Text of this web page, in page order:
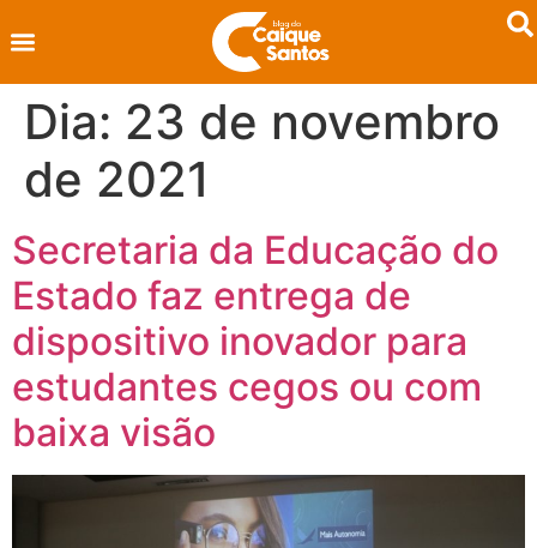
Dia: 23 de novembro
de 2021
Secretaria da Educação do
Estado faz entrega de
dispositivo inovador para
estudantes cegos ou com
baixa visão